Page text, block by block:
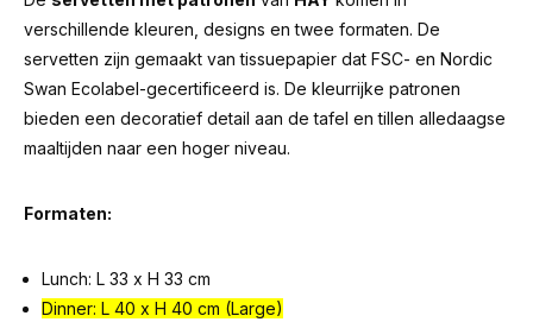
verschillende kleuren, designs en twee formaten. De
servetten zijn gemaakt van tissuepapier dat FSC- en Nordic
Swan Ecolabel-gecertificeerd is. De kleurrijke patronen
bieden een decoratief detail aan de tafel en tillen alledaagse
maaltijden naar een hoger niveau.
Formaten:
Lunch: L 33 x H 33 cm
Dinner: L 40 x H 40 cm (Large)